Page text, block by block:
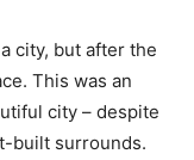
city, but after the
This was an
city – despite
built surrounds.